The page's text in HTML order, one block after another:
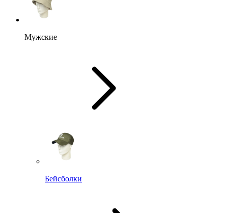
Мужские
Бейсболки